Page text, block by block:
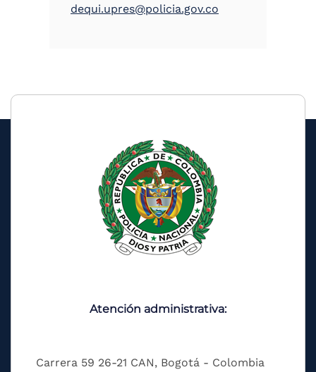
dequi.upres@policia.gov.co
Atención administrativa:
Carrera 59 26-21 CAN, Bogotá - Colombia